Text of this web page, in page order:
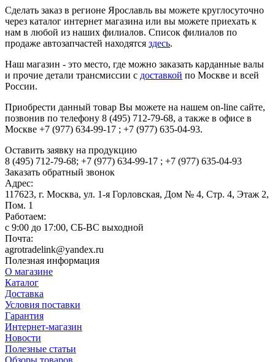
Сделать заказ в регионе Ярославль вы можете круглосуточно
через каталог интернет магазина или вы можете приехать к
нам в любой из наших филиалов. Список филиалов по
продаже автозапчастей находятся здесь.
Наш магазин - это место, где можно заказать карданные валы
и прочие детали трансмиссии с доставкой по Москве и всей
России.
Приобрести данный товар Вы можете на нашем on-line сайте,
позвонив по телефону 8 (495) 712-79-68, а также в офисе в
Москве +7 (977) 634-99-17 ; +7 (977) 635-04-93.
Оставить заявку на продукцию
8 (495) 712-79-68; +7 (977) 634-99-17 ; +7 (977) 635-04-93
Заказать обратный звонок
Адрес:
117623, г. Москва, ул. 1-я Горловская, Дом № 4, Стр. 4, Этаж 2,
Пом. 1
Работаем:
c 9:00 до 17:00, СБ-ВС выходной
Почта:
agrotradelink@yandex.ru
Полезная информация
О магазине
Каталог
Доставка
Условия поставки
Гарантия
Интернет-магазин
Новости
Полезные статьи